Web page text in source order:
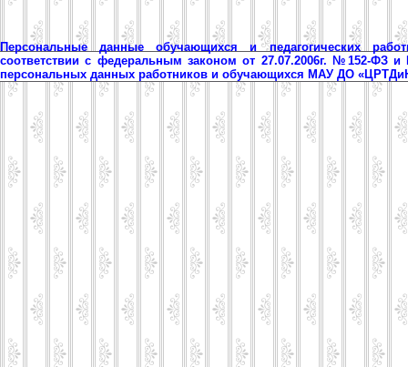
Персональные данные обучающихся и педагогических
соответствии с федеральным законом от 27.07.2006г. №152-ФЗ
персональных данных работников и обучающихся МАУ ДО